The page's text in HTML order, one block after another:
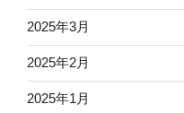
2025年3月
2025年2月
2025年1月